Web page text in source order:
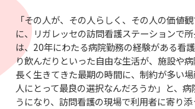
「その人が、その人らしく、その人の価値
に、リガレッセの訪問看護ステーションで
は、20年にわたる病院勤務の経験がある看
り飲んだりといった自由な生活が、施設や病
長く生きてきた最期の時間に、制約が多い
人にとって最良の選択なんだろうか」と、
うになり、訪問看護の現場で利用者に寄り添